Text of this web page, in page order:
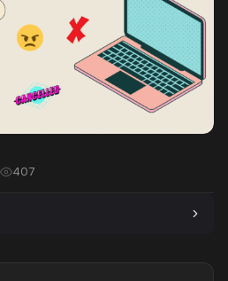
407